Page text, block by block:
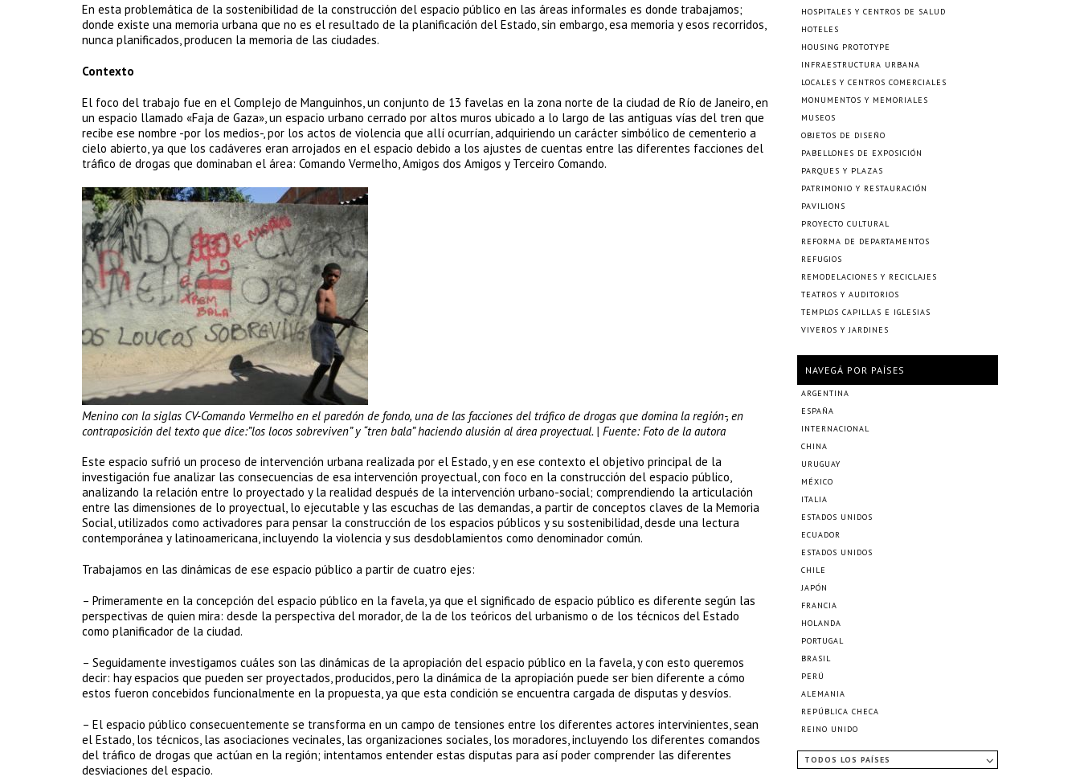
En esta problemática de la sostenibilidad de la construcción del espacio público en las áreas informales es donde trabajamos;
donde existe una memoria urbana que no es el resultado de la planificación del Estado, sin embargo, esa memoria y esos recorridos,
nunca planificados, producen la memoria de las ciudades.
Contexto
El foco del trabajo fue en el Complejo de Manguinhos, un conjunto de 13 favelas en la zona norte de la ciudad de Río de Janeiro, en
un espacio llamado «Faja de Gaza», un espacio urbano cerrado por altos muros ubicado a lo largo de las antiguas vías del tren que
recibe ese nombre -por los medios-, por los actos de violencia que allí ocurrían, adquiriendo un carácter simbólico de cementerio a
cielo abierto, ya que los cadáveres eran arrojados en el espacio debido a los ajustes de cuentas entre las diferentes facciones del
tráfico de drogas que dominaban el área: Comando Vermelho, Amigos dos Amigos y Terceiro Comando.
Menino con la siglas CV-Comando Vermelho en el paredón de fondo, una de las facciones del tráfico de drogas que domina la región-, en
contraposición del texto que dice:”los locos sobreviven” y “tren bala” haciendo alusión al área proyectual. | Fuente: Foto de la autora
Este espacio sufrió un proceso de intervención urbana realizada por el Estado, y en ese contexto el objetivo principal de la
investigación fue analizar las consecuencias de esa intervención proyectual, con foco en la construcción del espacio público,
analizando la relación entre lo proyectado y la realidad después de la intervención urbano-social; comprendiendo la articulación
entre las dimensiones de lo proyectual, lo ejecutable y las escuchas de las demandas, a partir de conceptos claves de la Memoria
Social, utilizados como activadores para pensar la construcción de los espacios públicos y su sostenibilidad, desde una lectura
contemporánea y latinoamericana, incluyendo la violencia y sus desdoblamientos como denominador común.
Trabajamos en las dinámicas de ese espacio público a partir de cuatro ejes:
– Primeramente en la concepción del espacio público en la favela, ya que el significado de espacio público es diferente según las
perspectivas de quien mira: desde la perspectiva del morador, de la de los teóricos del urbanismo o de los técnicos del Estado
como planificador de la ciudad.
– Seguidamente investigamos cuáles son las dinámicas de la apropiación del espacio público en la favela, y con esto queremos
decir: hay espacios que pueden ser proyectados, producidos, pero la dinámica de la apropiación puede ser bien diferente a cómo
estos fueron concebidos funcionalmente en la propuesta, ya que esta condición se encuentra cargada de disputas y desvíos.
– El espacio público consecuentemente se transforma en un campo de tensiones entre los diferentes actores intervinientes, sean
el Estado, los técnicos, las asociaciones vecinales, las organizaciones sociales, los moradores, incluyendo los diferentes comandos
del tráfico de drogas que actúan en la región; intentamos entender estas disputas para así poder comprender las diferentes
desviaciones del espacio.
HOSPITALES Y CENTROS DE SALUD
HOTELES
HOUSING PROTOTYPE
INFRAESTRUCTURA URBANA
LOCALES Y CENTROS COMERCIALES
MONUMENTOS Y MEMORIALES
MUSEOS
OBJETOS DE DISEÑO
PABELLONES DE EXPOSICIÓN
PARQUES Y PLAZAS
PATRIMONIO Y RESTAURACIÓN
PAVILIONS
PROYECTO CULTURAL
REFORMA DE DEPARTAMENTOS
REFUGIOS
REMODELACIONES Y RECICLAJES
TEATROS Y AUDITORIOS
TEMPLOS CAPILLAS E IGLESIAS
VIVEROS Y JARDINES
NAVEGÁ POR PAÍSES
ARGENTINA
ESPAÑA
INTERNACIONAL
CHINA
URUGUAY
MÉXICO
ITALIA
ESTADOS UNIDOS
ECUADOR
ESTADOS UNIDOS
CHILE
JAPÓN
FRANCIA
HOLANDA
PORTUGAL
BRASIL
PERÚ
ALEMANIA
REPÚBLICA CHECA
REINO UNIDO
TODOS LOS PAÍSES